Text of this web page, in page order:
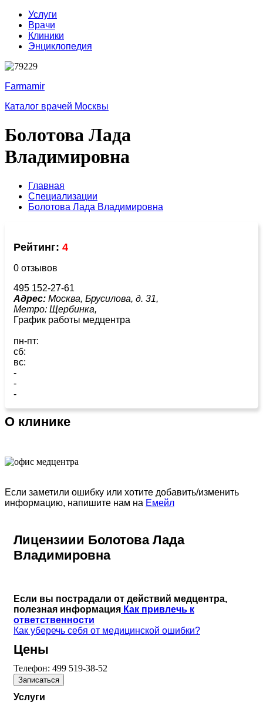
Услуги
Врачи
Клиники
Энциклопедия
Farmamir
Каталог врачей Москвы
Болотова Лада
Владимировна
Главная
Специализации
Болотова Лада Владимировна
Рейтинг: 4
0 отзывов
495 152-27-61
Адрес: Москва, Брусилова, д. 31,
Метро: Щербинка,
График работы медцентра
пн-пт:
сб:
вс:
-
-
-
О клинике
Если заметили ошибку или хотите добавить/изменить
информацию, напишите нам на Емейл
Лицензиии Болотова Лада
Владимировна
Если вы пострадали от действий медцентра,
полезная информация Как привлечь к
ответственности
Как уберечь себя от медицинской ошибки?
Цены
Телефон: 499 519-38-52
Записаться
Услуги